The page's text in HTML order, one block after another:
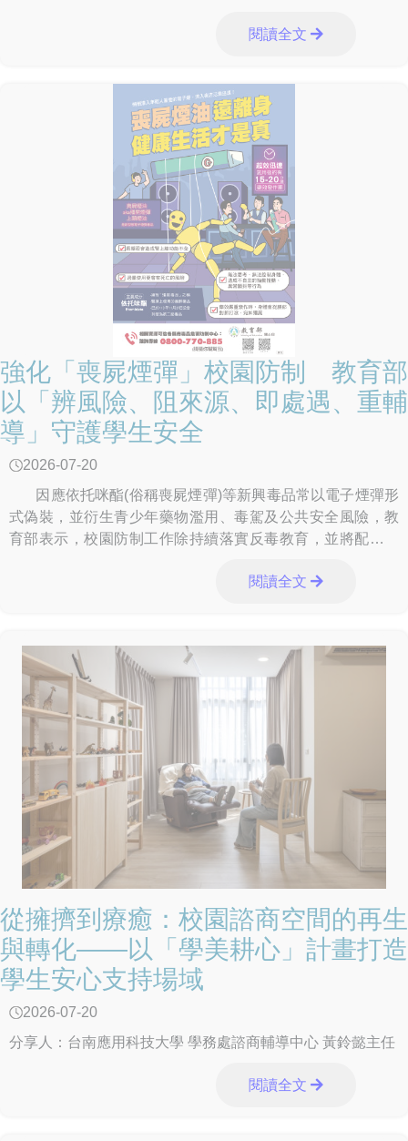
閱讀全文
強化「喪屍煙彈」校園防制 教育部
以「辨風險、阻來源、即處遇、重輔
導」守護學生安全
2026-07-20
因應依托咪酯(俗稱喪屍煙彈)等新興毒品常以電子煙彈形
式偽裝，並衍生青少年藥物濫用、毒駕及公共安全風險，教
育部表示，校園防制工作除持續落實反毒教育，並將配合跨
閱讀全文
從擁擠到療癒：校園諮商空間的再生
與轉化——以「學美耕心」計畫打造
學生安心支持場域
2026-07-20
分享人：台南應用科技大學 學務處諮商輔導中心 黃鈴懿主任
閱讀全文